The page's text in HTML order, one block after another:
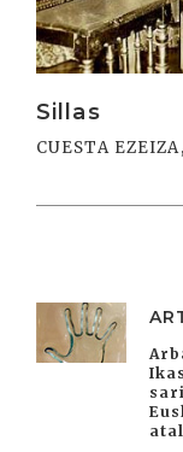
Sillas
CUESTA